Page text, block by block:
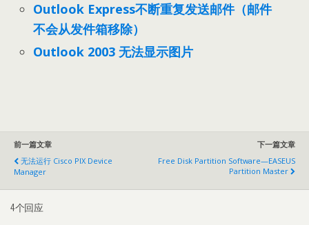
Outlook Express不断重复发送邮件（邮件
不会从发件箱移除）
Outlook 2003 无法显示图片
前一篇文章
无法运行 Cisco PIX Device
Manager
下一篇文章
Free Disk Partition Software—EASEUS
Partition Master
4个回应